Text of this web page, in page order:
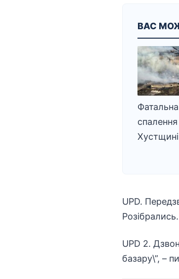
ВАС
Хустщині
UPD.
Розібрались.
UPD 2.
базару\”, –